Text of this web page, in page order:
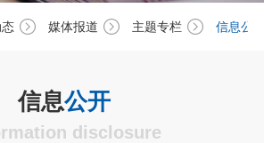
媒体报道 主题专栏 信息公
信息公开
disclosure